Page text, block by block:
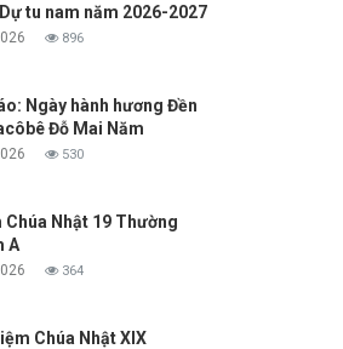
tu nam năm 2026-2027
896
Ngày hành hương Đền
Đỗ Mai Năm
530
Chúa Nhật 19 Thường
A
364
Chúa Nhật XIX